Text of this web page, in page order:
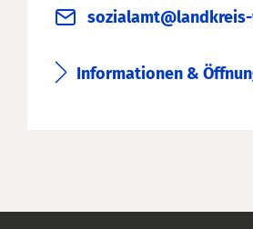
Informationen &